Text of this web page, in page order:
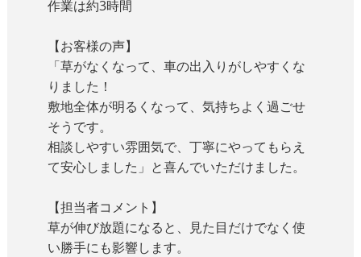
作業は約3時間
【お客様の声】
「草がなくなって、車の出入りがしやすくな
りました！
敷地全体が明るくなって、気持ちよく過ごせ
そうです。
相談しやすい雰囲気で、丁寧にやってもらえ
て安心しました」と喜んでいただけました。
【担当者コメント】
草が伸び放題になると、見た目だけでなく使
い勝手にも影響します。